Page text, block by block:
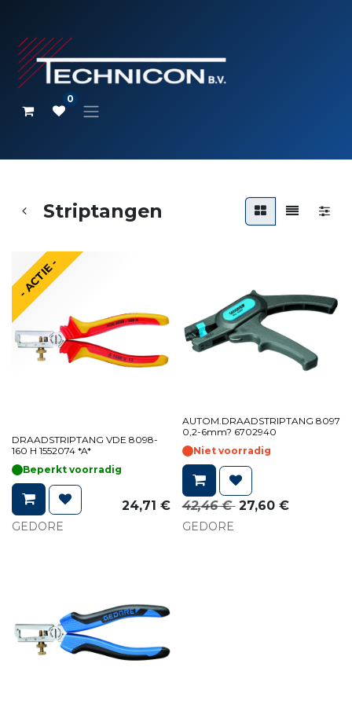
0
Striptangen
- ACTIE -
DRAADSTRIPTANG VDE 8098-
160 H 1552074 *A*
Beperkt voorradig
24,71 €
GEDORE
AUTOM.DRAADSTRIPTANG 8097
0,2-6mm? 6702940
Niet voorradig
42,46€ 27,60€
GEDORE